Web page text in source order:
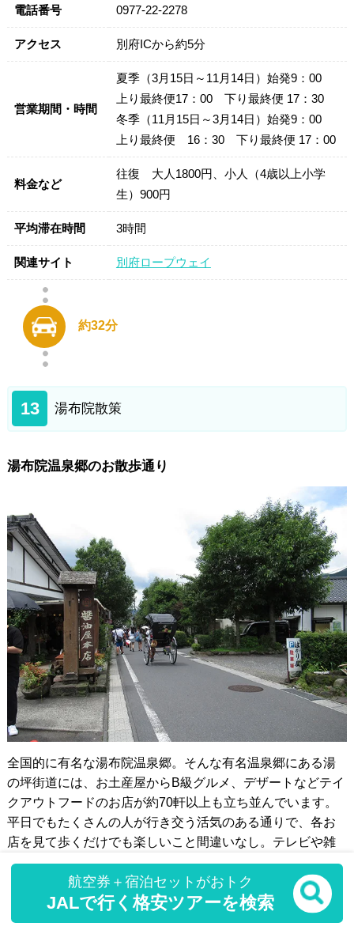
航空券＋宿泊セットがおトク
JALで行く格安ツアーを検索
電話番号 0977-22-2278
アクセス 別府ICから約5分
営業期間・時間
夏季（3月15日～11月14日）始発9：00
上り最終便17：00 下り最終便 17：30
冬季（11月15日～3月14日）始発9：00
上り最終便 16：30 下り最終便 17：00
料金など
往復 大人1800円、小人（4歳以上小学
生）900円
平均滞在時間 3時間
関連サイト 別府ロープウェイ
約32分
13 湯布院散策
湯布院温泉郷のお散歩通り
全国的に有名な湯布院温泉郷。そんな有名温泉郷にある湯
の坪街道には、お土産屋からB級グルメ、デザートなどテイ
クアウトフードのお店が約70軒以上も立ち並んでいます。
平日でもたくさんの人が行き交う活気のある通りで、各お
店を見て歩くだけでも楽しいこと間違いなし。テレビや雑
誌などのメディアでも数多く取り上げられていて見どころ
満載です。
【観光地・店舗】の基本情報